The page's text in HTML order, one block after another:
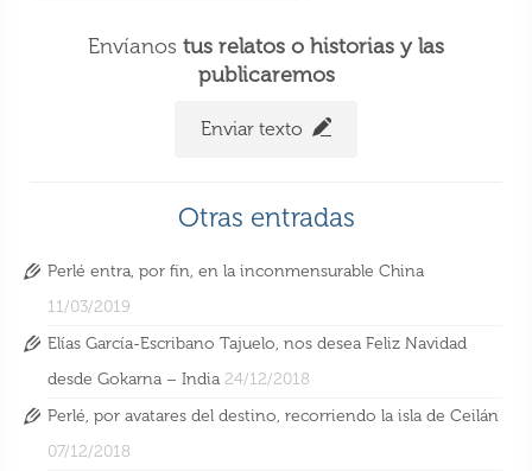
Envíanos tus relatos o historias y las
publicaremos
Enviar texto
Otras entradas
Perlé entra, por fin, en la inconmensurable China
11/03/2019
Elías García-Escribano Tajuelo, nos desea Feliz Navidad
desde Gokarna – India 24/12/2018
Perlé, por avatares del destino, recorriendo la isla de Ceilán
07/12/2018